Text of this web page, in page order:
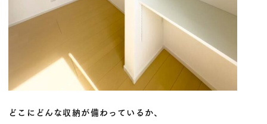
どこにどんな収納が備わっているか、